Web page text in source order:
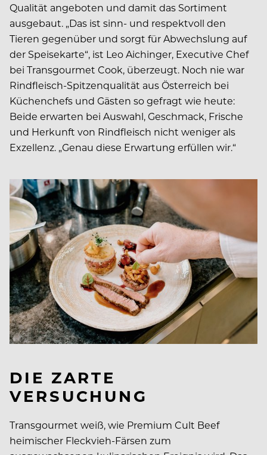
Qualität angeboten und damit das Sortiment
ausgebaut. „Das ist sinn- und respektvoll den
Tieren gegenüber und sorgt für Abwechslung auf
der Speisekarte“, ist Leo Aichinger, Executive Chef
bei Transgourmet Cook, überzeugt. Noch nie war
Rindfleisch-Spitzenqualität aus Österreich bei
Küchenchefs und Gästen so gefragt wie heute:
Beide erwarten bei Auswahl, Geschmack, Frische
und Herkunft von Rindfleisch nicht weniger als
Exzellenz. „Genau diese Erwartung erfüllen wir.“
DIE ZARTE
VERSUCHUNG
Transgourmet weiß, wie Premium Cult Beef
heimischer Fleckvieh-Färsen zum